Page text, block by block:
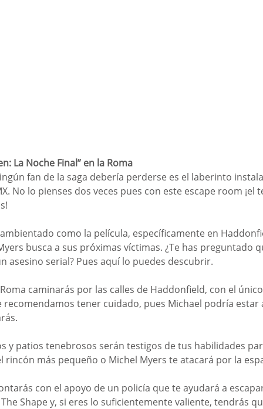
La Noche Final” en la Roma
fan de la saga debería perderse es el laberinto
No lo pienses dos veces pues con este escape room ¡el
como la película, específicamente en
busca a sus próximas víctimas. ¿Te has preguntado
asesino serial? Pues aquí lo puedes descubrir.
caminarás por las calles de Haddonfield, con el
recomendamos tener cuidado, pues Michael podría estar
y patios tenebrosos serán testigos de tus habilidades
rincón más pequeño o Michel Myers te atacará por la
con el apoyo de un policía que te ayudará a
Shape y, si eres lo suficientemente valiente, tendrás